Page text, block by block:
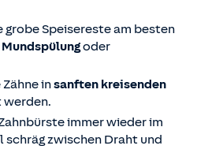
grobe Speisereste am besten
Mundspülungoder
insanften kreisenden
werden.
immer wieder im
zwischen Draht und